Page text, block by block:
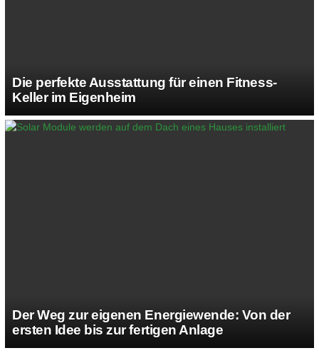
Die perfekte Ausstattung für einen Fitness-
Keller im Eigenheim
Der Weg zur eigenen Energiewende: Von der
ersten Idee bis zur fertigen Anlage